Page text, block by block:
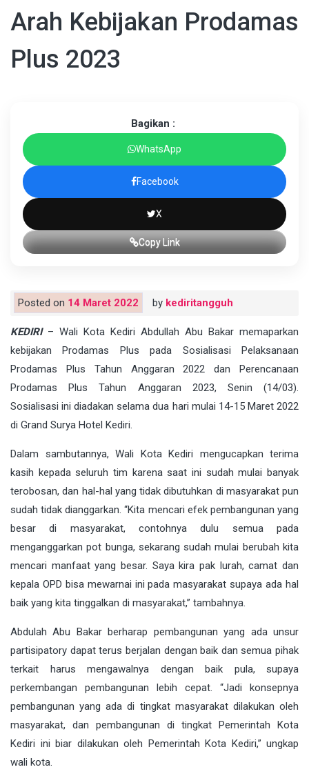
Arah Kebijakan Prodamas
Plus 2023
Bagikan :
WhatsApp
Facebook
X
Copy Link
Posted on 14 Maret 2022 by kediritangguh
KEDIRI – Wali Kota Kediri Abdullah Abu Bakar memaparkan
kebijakan Prodamas Plus pada Sosialisasi Pelaksanaan
Prodamas Plus Tahun Anggaran 2022 dan Perencanaan
Prodamas Plus Tahun Anggaran 2023, Senin (14/03).
Sosialisasi ini diadakan selama dua hari mulai 14-15 Maret 2022
di Grand Surya Hotel Kediri.
Dalam sambutannya, Wali Kota Kediri mengucapkan terima
kasih kepada seluruh tim karena saat ini sudah mulai banyak
terobosan, dan hal-hal yang tidak dibutuhkan di masyarakat pun
sudah tidak dianggarkan. “Kita mencari efek pembangunan yang
besar di masyarakat, contohnya dulu semua pada
menganggarkan pot bunga, sekarang sudah mulai berubah kita
mencari manfaat yang besar. Saya kira pak lurah, camat dan
kepala OPD bisa mewarnai ini pada masyarakat supaya ada hal
baik yang kita tinggalkan di masyarakat,” tambahnya.
Abdulah Abu Bakar berharap pembangunan yang ada unsur
partisipatory dapat terus berjalan dengan baik dan semua pihak
terkait harus mengawalnya dengan baik pula, supaya
perkembangan pembangunan lebih cepat. “Jadi konsepnya
pembangunan yang ada di tingkat masyarakat dilakukan oleh
masyarakat, dan pembangunan di tingkat Pemerintah Kota
Kediri ini biar dilakukan oleh Pemerintah Kota Kediri,” ungkap
wali kota.